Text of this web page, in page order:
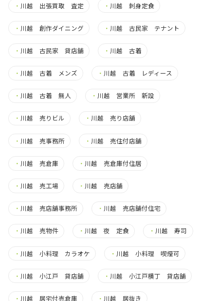
・ 川越 出張買取 査定 ・ 川越 刺身定食
・ 川越 創作ダイニング ・ 川越 古民家 テナント
・ 川越 古民家 貸店舗 ・ 川越 古着
・ 川越 古着 メンズ ・ 川越 古着 レディース
・ 川越 古着 無人 ・ 川越 営業所 新設
・ 川越 売りビル ・ 川越 売り店舗
・ 川越 売事務所 ・ 川越 売住付店舗
・ 川越 売倉庫 ・ 川越 売倉庫付住居
・ 川越 売工場 ・ 川越 売店舗
・ 川越 売店舗事務所 ・ 川越 売店舗付住宅
・ 川越 売物件 ・ 川越 夜 定食 ・ 川越 寿司
・ 川越 小料理 カラオケ ・ 川越 小料理 喫煙可
・ 川越 小江戸 貸店舗 ・ 川越 小江戸横丁 貸店舗
・ 川越 居宅付売倉庫 ・ 川越 居抜き